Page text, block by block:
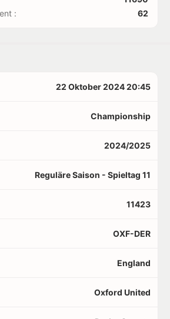
:
62
22 Oktober 2024 20:45
Championship
2024/2025
Reguläre Saison - Spieltag 11
11423
OXF-DER
England
Oxford United